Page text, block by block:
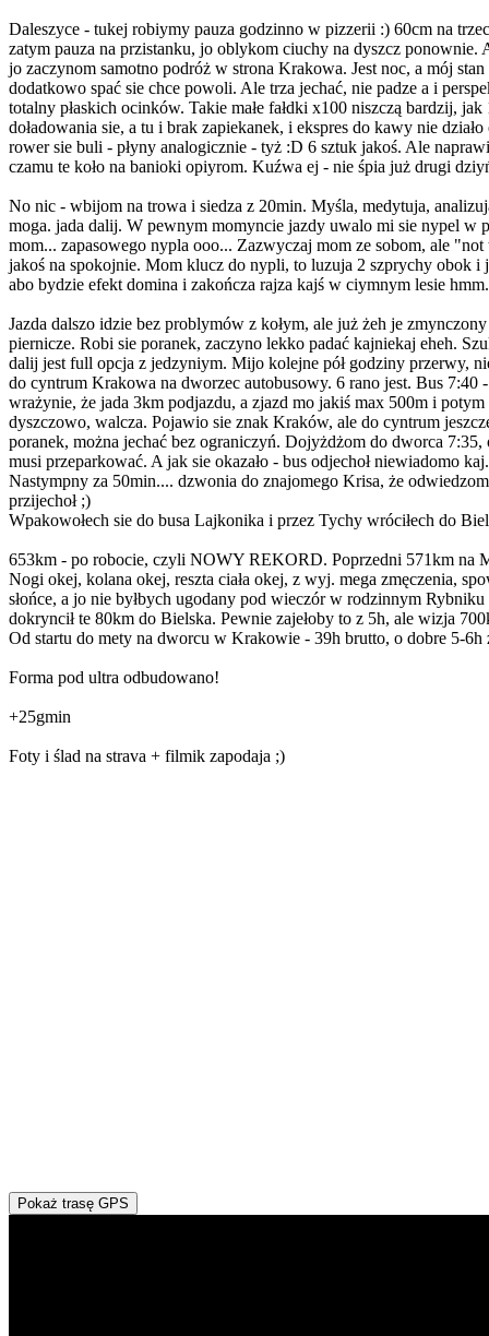
Daleszyce - tukej robiymy pauza godzinno w pizzerii :) 60cm na
zatym pauza na przistanku, jo oblykom ciuchy na dyszcz
jo zaczynom samotno podróż w strona Krakowa. Jest noc, a mój
dodatkowo spać sie chce powoli. Ale trza jechać, nie padze a i
totalny płaskich ocinków. Takie małe fałdki x100 niszczą bardzij,
doładowania sie, a tu i brak zapiekanek, i ekspres do kawy nie
rower sie buli - płyny analogicznie - tyż :D 6 sztuk jakoś. Ale
czamu te koło na banioki opiyrom. Kuźwa ej - nie śpia już drugi
No nic - wbijom na trowa i siedza z 20min. Myśla, medytuja,
moga. jada dalij. W pewnym momyncie jazdy uwalo mi sie nypel w
mom... zapasowego nypla ooo... Zazwyczaj mom ze sobom, ale
jakoś na spokojnie. Mom klucz do nypli, to luzuja 2 szprychy obok i
abo bydzie efekt domina i zakończa rajza kajś w ciymnym lesie
Jazda dalszo idzie bez problymów z kołym, ale już żeh je
piernicze. Robi sie poranek, zaczyno lekko padać kajniekaj eheh.
dalij jest full opcja z jedzyniym. Mijo kolejne pół godziny przerwy,
do cyntrum Krakowa na dworzec autobusowy. 6 rano jest. Bus
wrażynie, że jada 3km podjazdu, a zjazd mo jakiś max 500m i
dyszczowo, walcza. Pojawio sie znak Kraków, ale do cyntrum
poranek, można jechać bez ograniczyń. Dojyżdżom do dworca
musi przeparkować. A jak sie okazało - bus odjechoł niewiadomo
Nastympny za 50min.... dzwonia do znajomego Krisa, że
przijechoł ;)
Wpakowołech sie do busa Lajkonika i przez Tychy wróciłech do
653km - po robocie, czyli NOWY REKORD. Poprzedni 571km na
Nogi okej, kolana okej, reszta ciała okej, z wyj. mega zmęczenia,
słońce, a jo nie byłbych ugodany pod wieczór w rodzinnym
dokryncił te 80km do Bielska. Pewnie zajełoby to z 5h, ale wizja
Od startu do mety na dworcu w Krakowie - 39h brutto, o dobre 5-
Forma pod ultra odbudowano!
+25gmin
Foty i ślad na strava + filmik zapodaja ;)
Pokaż trasę GPS